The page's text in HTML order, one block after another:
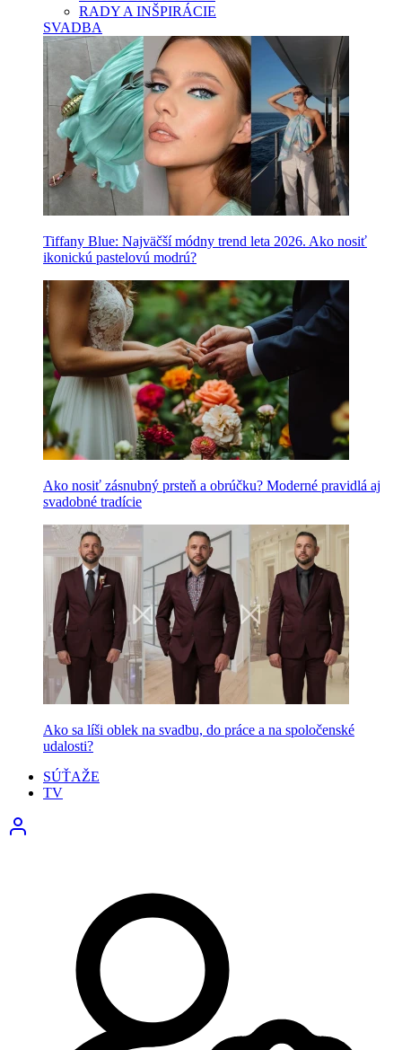
RADY A INŠPIRÁCIE
SVADBA
Tiffany Blue: Najväčší módny trend leta 2026. Ako nosiť
ikonickú pastelovú modrú?
Ako nosiť zásnubný prsteň a obrúčku? Moderné pravidlá aj
svadobné tradície
Ako sa líši oblek na svadbu, do práce a na spoločenské
udalosti?
SÚŤAŽE
TV